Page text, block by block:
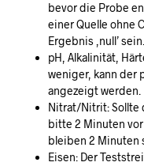
bevor die Probe
einer Quelle ohne
Ergebnis ‚null’ sein.
pH, Alkalinität,
weniger, kann der
angezeigt werden.
Nitrat/Nitrit: Sollte
bitte 2 Minuten
bleiben 2 Minuten
Eisen: Der